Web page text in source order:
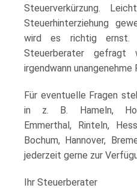
Steuerverkürzung.
Steuerhinterziehung
wird es richtig
Steuerberater gefragt
irgendwann
Für eventuelle Fragen
in z. B. Hameln,
Emmerthal, Rinteln,
Bochum, Hannover,
jederzeit gerne zur
Ihr Steuerberater